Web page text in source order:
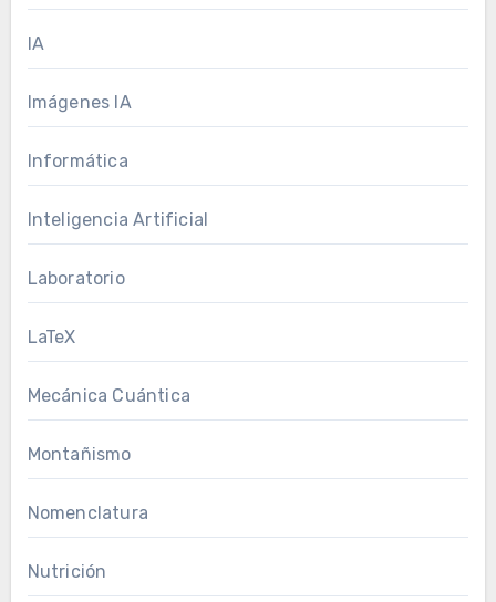
IA
Imágenes IA
Informática
Inteligencia Artificial
Laboratorio
LaTeX
Mecánica Cuántica
Montañismo
Nomenclatura
Nutrición